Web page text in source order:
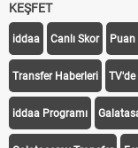
KEŞFET
iddaa Canlı Skor
Transfer Haberleri
iddaa Programı